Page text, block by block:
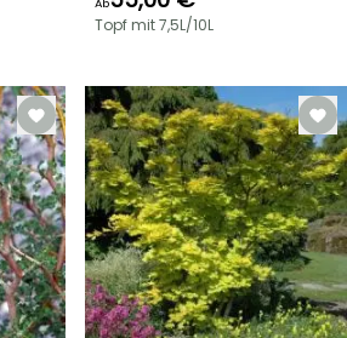
Topf mit 7,5L/10L